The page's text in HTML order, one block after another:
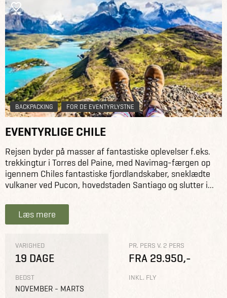
BACKPACKING FOR DE EVENTYRLYSTNE
EVENTYRLIGE CHILE
Rejsen byder på masser af fantastiske oplevelser f.eks.
trekkingtur i Torres del Paine, med Navimag-færgen op
igennem Chiles fantastiske fjordlandskaber, sneklædte
vulkaner ved Pucon, hovedstaden Santiago og slutter i...
Læs mere
VARIGHED
19 DAGE
BEDST
NOVEMBER - MARTS
PR. PERS V. 2 PERS
FRA 29.950,-
INKL. FLY